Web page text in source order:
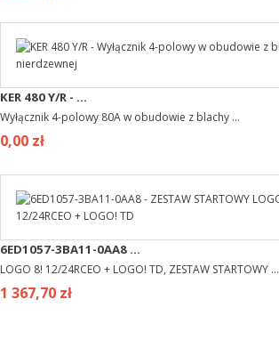
KER 480 Y/R - ...
Wyłącznik 4-polowy 80A w obudowie z blachy ...
0,00 zł
6ED1057-3BA11-0AA8 ...
LOGO 8! 12/24RCEO + LOGO! TD, ZESTAW STARTOWY ...
1 367,70 zł